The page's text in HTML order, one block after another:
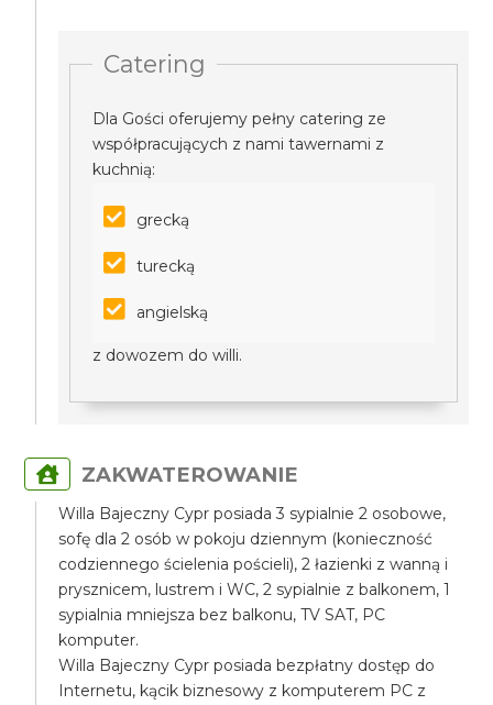
Catering
Dla Gości oferujemy pełny catering ze
współpracujących z nami tawernami z
kuchnią:
grecką
turecką
angielską
z dowozem do willi.
ZAKWATEROWANIE
Willa Bajeczny Cypr posiada 3 sypialnie 2 osobowe,
sofę dla 2 osób w pokoju dziennym (konieczność
codziennego ścielenia pościeli), 2 łazienki z wanną i
prysznicem, lustrem i WC, 2 sypialnie z balkonem, 1
sypialnia mniejsza bez balkonu, TV SAT, PC
komputer.
Willa Bajeczny Cypr posiada bezpłatny dostęp do
Internetu, kącik biznesowy z komputerem PC z